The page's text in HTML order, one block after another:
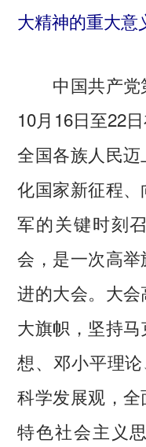
大精神的重大意
中国共产党
10月16日至22
全国各族人民
化国家新征程
军的关键时刻
会，是一次高
进的大会。大
大旗帜，坚持
想、邓小平理论
科学发展观，
特色社会主义